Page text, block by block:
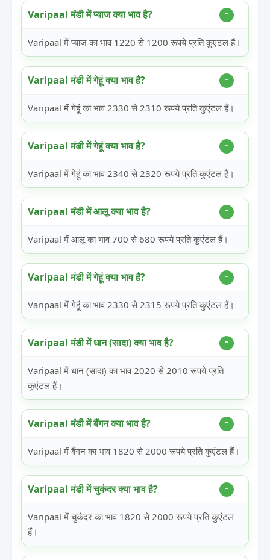
Varipaal मंडी में प्याज क्या भाव है?
Varipaal में प्याज का भाव 1220 से 1200 रूपये प्रति कुएंटल हैं।
Varipaal मंडी में गेहूं क्या भाव है?
Varipaal में गेहूं का भाव 2330 से 2310 रूपये प्रति कुएंटल हैं।
Varipaal मंडी में गेहूं क्या भाव है?
Varipaal में गेहूं का भाव 2340 से 2320 रूपये प्रति कुएंटल हैं।
Varipaal मंडी में आलू क्या भाव है?
Varipaal में आलू का भाव 700 से 680 रूपये प्रति कुएंटल हैं।
Varipaal मंडी में गेहूं क्या भाव है?
Varipaal में गेहूं का भाव 2330 से 2315 रूपये प्रति कुएंटल हैं।
Varipaal मंडी में धान (सादा) क्या भाव है?
Varipaal में धान (सादा) का भाव 2020 से 2010 रूपये प्रति
कुएंटल हैं।
Varipaal मंडी में बैंगन क्या भाव है?
Varipaal में बैंगन का भाव 1820 से 2000 रूपये प्रति कुएंटल हैं।
Varipaal मंडी में चुकंदर क्या भाव है?
Varipaal में चुकंदर का भाव 1820 से 2000 रूपये प्रति कुएंटल
हैं।